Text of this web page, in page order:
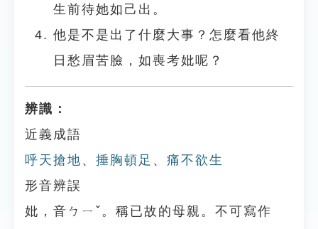
生前待她如己出。
他是不是出了什麼大事？怎麼看他終
日愁眉苦臉，如喪考妣呢？
辨識：
近義成語
呼天搶地 、 捶胸頓足 、 痛不欲生
形音辨誤
妣，音ㄅㄧˇ。稱已故的母親。不可寫作